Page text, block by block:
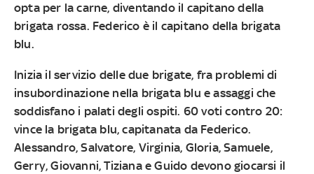
opta per la carne, diventando il capitano della
brigata rossa. Federico è il capitano della brigata
blu.
Inizia il servizio delle due brigate, fra problemi di
insubordinazione nella brigata blu e assaggi che
soddisfano i palati degli ospiti. 60 voti contro 20:
vince la brigata blu, capitanata da Federico.
Alessandro, Salvatore, Virginia, Gloria, Samuele,
Gerry, Giovanni, Tiziana e Guido devono giocarsi il